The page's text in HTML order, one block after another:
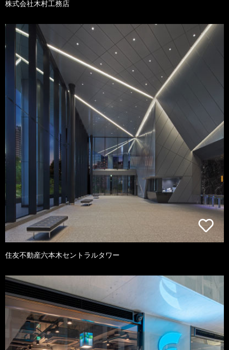
株式会社木村工務店
住友不動産六本木セントラルタワー